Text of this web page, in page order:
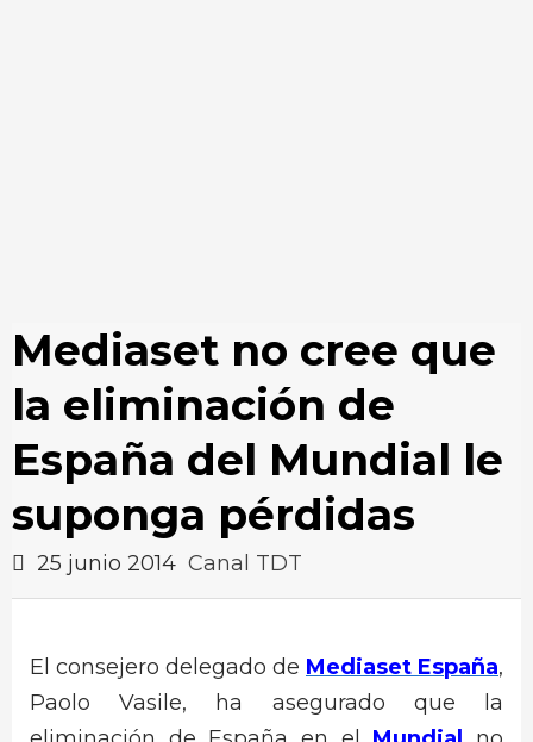
Mediaset no cree que
la eliminación de
España del Mundial le
suponga pérdidas
25 junio 2014 Canal TDT
El consejero delegado de Mediaset España,
Paolo Vasile, ha asegurado que la